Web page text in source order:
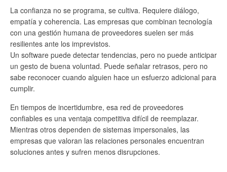
La confianza no se programa, se cultiva. Requiere diálogo,
empatía y coherencia. Las empresas que combinan tecnología
con una gestión humana de proveedores suelen ser más
resilientes ante los imprevistos.
Un software puede detectar tendencias, pero no puede anticipar
un gesto de buena voluntad. Puede señalar retrasos, pero no
sabe reconocer cuando alguien hace un esfuerzo adicional para
cumplir.
En tiempos de incertidumbre, esa red de proveedores
confiables es una ventaja competitiva difícil de reemplazar.
Mientras otros dependen de sistemas impersonales, las
empresas que valoran las relaciones personales encuentran
soluciones antes y sufren menos disrupciones.